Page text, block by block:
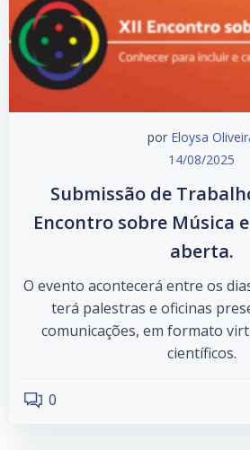
por Eloysa
14/08/2025
Submissão de
Encontro sobre Música
aberta.
O evento acontecerá entre os
terá palestras e oficinas
comunicações, em formato
científicos.
0